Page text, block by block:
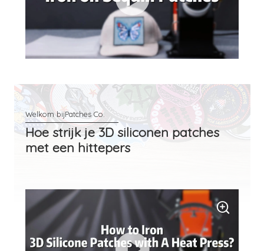
Hoe strijk je 3D siliconen patches
met een hittepers